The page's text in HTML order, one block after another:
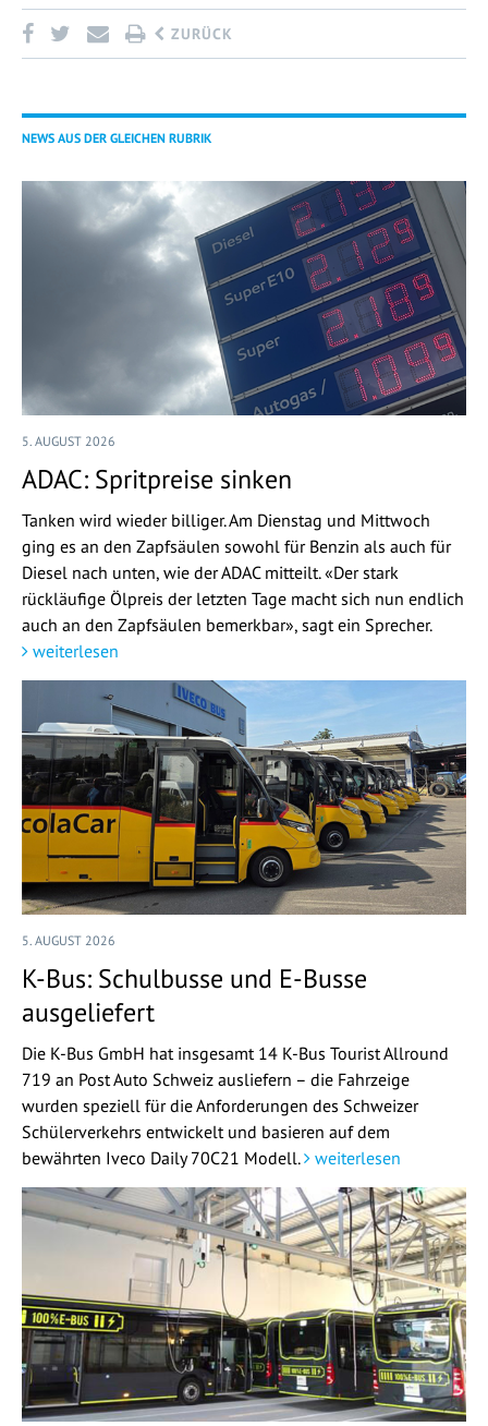
ZURÜCK
NEWS AUS DER GLEICHEN RUBRIK
5. AUGUST 2026
ADAC: Spritpreise sinken
Tanken wird wieder billiger. Am Dienstag und Mittwoch
ging es an den Zapfsäulen sowohl für Benzin als auch für
Diesel nach unten, wie der ADAC mitteilt. «Der stark
rückläufige Ölpreis der letzten Tage macht sich nun endlich
auch an den Zapfsäulen bemerkbar», sagt ein Sprecher.
weiterlesen
5. AUGUST 2026
K-Bus: Schulbusse und E-Busse
ausgeliefert
Die K-Bus GmbH hat insgesamt 14 K-Bus Tourist Allround
719 an Post Auto Schweiz ausliefern – die Fahrzeige
wurden speziell für die Anforderungen des Schweizer
Schülerverkehrs entwickelt und basieren auf dem
bewährten Iveco Daily 70C21 Modell.
weiterlesen